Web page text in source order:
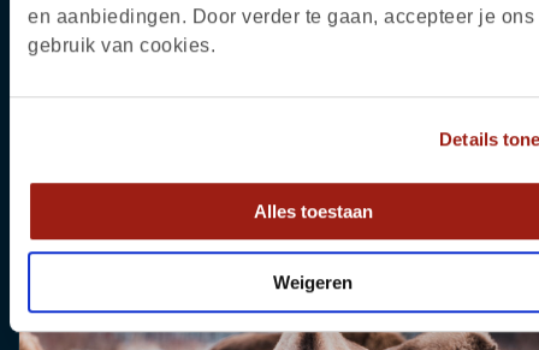
en aanbiedingen. Door verder te gaan, accepteer je ons
gebruik van cookies.
Details
Alles toestaan
Weigeren